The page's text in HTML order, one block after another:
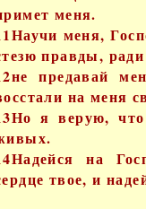
меня.
меня,
правды,
предавай
на меня
я верую,
на
твое, и